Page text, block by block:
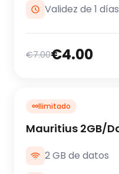
Validez de 1 días
€7.00€4.00
∞Ilimitado
Mauritius 2GB/
2 GB de datos